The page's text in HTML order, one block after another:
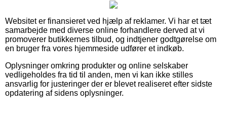
Websitet er finansieret ved hjælp af reklamer. Vi har et tæt
samarbejde med diverse online forhandlere derved at vi
promoverer butikkernes tilbud, og indtjener godtgørelse om
en bruger fra vores hjemmeside udfører et indkøb.
Oplysninger omkring produkter og online selskaber
vedligeholdes fra tid til anden, men vi kan ikke stilles
ansvarlig for justeringer der er blevet realiseret efter sidste
opdatering af sidens oplysninger.